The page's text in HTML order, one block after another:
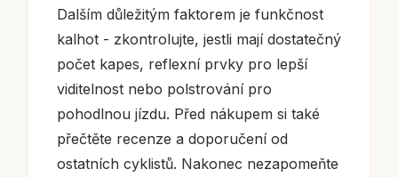
Dalším důležitým faktorem je funkčnost
kalhot - zkontrolujte, jestli mají dostatečný
počet kapes, reflexní prvky pro lepší
viditelnost nebo polstrování pro
pohodlnou jízdu. Před nákupem si také
přečtěte recenze a doporučení od
ostatních cyklistů. Nakonec nezapomeňte